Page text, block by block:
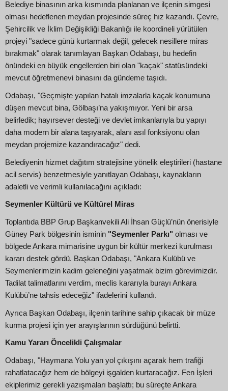
Belediye binasının arka kısmında planlanan ve ilçenin simgesi
olması hedeflenen meydan projesinde süreç hız kazandı. Çevre,
Şehircilik ve İklim Değişikliği Bakanlığı ile koordineli yürütülen
projeyi "sadece günü kurtarmak değil, gelecek nesillere miras
bırakmak" olarak tanımlayan Başkan Odabaşı, bu hedefin
önündeki en büyük engellerden biri olan "kaçak" statüsündeki
mevcut öğretmenevi binasını da gündeme taşıdı.
Odabaşı, "Geçmişte yapılan hatalı imzalarla kaçak konumuna
düşen mevcut bina, Gölbaşı’na yakışmıyor. Yeni bir arsa
belirledik; hayırsever desteği ve devlet imkanlarıyla bu yapıyı
daha modern bir alana taşıyarak, alanı asıl fonksiyonu olan
meydan projemize kazandıracağız" dedi.
Belediyenin hizmet dağıtım stratejisine yönelik eleştirileri (hastane
acil servis) benzetmesiyle yanıtlayan Odabaşı, kaynakların
adaletli ve verimli kullanılacağını açıkladı:
Seymenler Kültürü ve Kültürel Miras
Toplantıda BBP Grup Başkanvekili Ali İhsan Güçlü’nün önerisiyle
Güney Park bölgesinin isminin "Seymenler Parkı" olması ve
bölgede Ankara mimarisine uygun bir kültür merkezi kurulması
kararı destek gördü. Başkan Odabaşı, "Ankara Kulübü ve
Seymenlerimizin kadim geleneğini yaşatmak bizim görevimizdir.
Tadilat talimatlarını verdim, meclis kararıyla burayı Ankara
Kulübü’ne tahsis edeceğiz" ifadelerini kullandı.
Ayrıca Başkan Odabaşı, ilçenin tarihine sahip çıkacak bir müze
kurma projesi için yer arayışlarının sürdüğünü belirtti.
Kamu Yararı Öncelikli Çalışmalar
Odabaşı, "Haymana Yolu yan yol çıkışını açarak hem trafiği
rahatlatacağız hem de bölgeyi işgalden kurtaracağız. Fen İşleri
ekiplerimiz gerekli yazışmaları başlattı; bu süreçte Ankara